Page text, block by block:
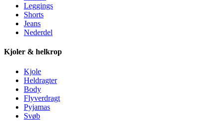
Leggings
Shorts
Jeans
Nederdel
Kjoler & helkrop
Kjole
Heldragter
Body
Flyverdragt
Pyjamas
Svøb